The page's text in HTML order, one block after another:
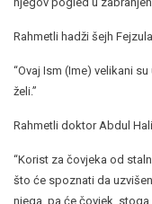
Rahmetli hadži šejh
“Ovaj Ism (Ime) velikani
želi.”
Rahmetli doktor Abdul
“Korist za čovjeka od
što će spoznati da
njega, pa će čovjek,